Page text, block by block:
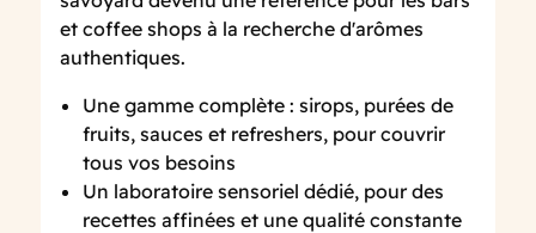
et coffee shops à la recherche d'arômes
authentiques.
Une gamme complète : sirops, purées de
fruits, sauces et refreshers, pour couvrir
tous vos besoins
Un laboratoire sensoriel dédié, pour des
recettes affinées et une qualité constante